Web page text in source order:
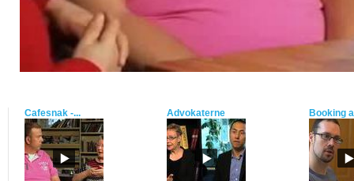
Cafesnak -... Advokaterne Booking